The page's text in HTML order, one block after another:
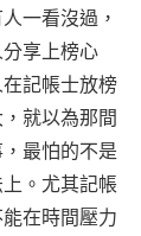
一看沒過，
享上榜心
記帳士放榜
就以為那間
最怕的不是
。尤其記帳
在時間壓力